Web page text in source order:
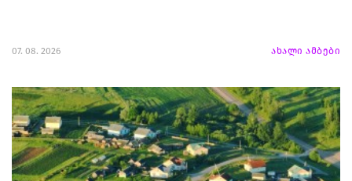
07. 08. 2026 ახალი ამბები